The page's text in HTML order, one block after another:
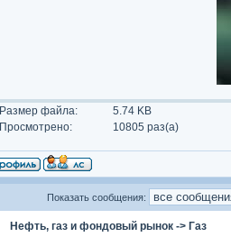
Размер файла:
5.74 KB
Просмотрено:
10805 раз(а)
Показать сообщения:
Нефть, газ и фондовый рынок -> Газ